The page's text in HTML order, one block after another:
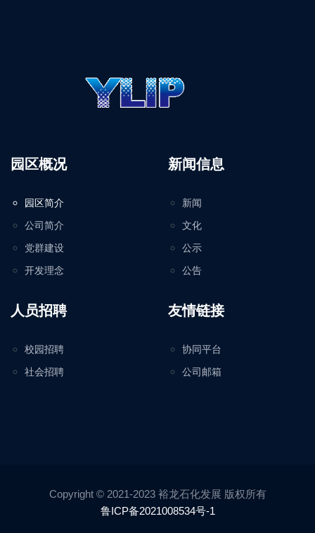
园区概况
园区简介
公司简介
党群建设
开发理念
新闻信息
新闻
文化
公示
公告
人员招聘
校园招聘
社会招聘
友情链接
协同平台
公司邮箱
Copyright © 2021-2023 裕龙石化发展 版权所有
鲁ICP备2021008534号-1